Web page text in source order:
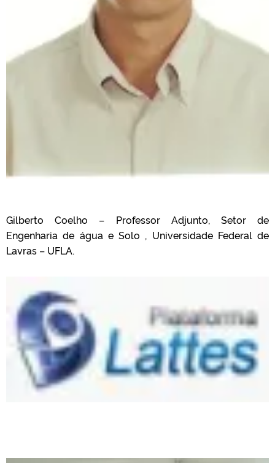
Gilberto Coelho – Professor Adjunto, Setor de
Engenharia de água e Solo , Universidade Federal de
Lavras – UFLA.